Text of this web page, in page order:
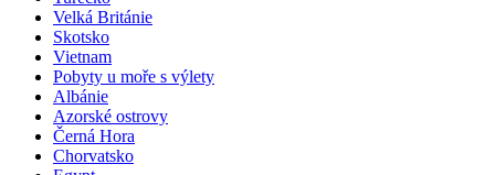
Turecko
Velká Británie
Skotsko
Vietnam
Pobyty u moře s výlety
Albánie
Azorské ostrovy
Černá Hora